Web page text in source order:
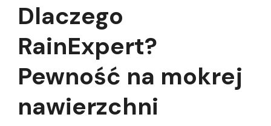
Dlaczego
RainExpert?
Pewność na mokrej
nawierzchni